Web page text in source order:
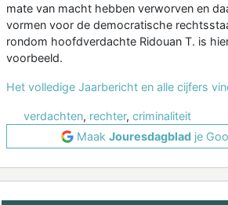
mate van macht hebben verworven en
vormen voor de democratische
rondom hoofdverdachte Ridouan T. is
voorbeeld.
Het volledige Jaarbericht en alle cijfers
verdachten, rechter, criminaliteit
Maak Jouresdagblad je